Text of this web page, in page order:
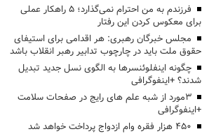
فرزندم به من احترام نمی‌گذارد؛ ۵ راهکار عملی
برای معکوس کردن این رفتار
مجلس خبرگان رهبری: هر اقدامی برای استیفای
حقوق ملت باید در چارچوب تدابیر رهبر انقلاب باشد
چگونه اینفلوئنسرها به الگوی نسل جدید تبدیل
شدند؟ +اینفوگرافی
3مورد از شبه علم های رایج در صفحات سلامت
+اینفوگرافی
۴۵۰ هزار فقره وام ازدواج پرداخت خواهد شد